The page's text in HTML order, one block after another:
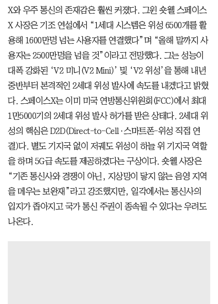
X와 우주 통신의 존재감은 훨씬 커졌다. 그윈 숏웰 스페이스
X 사장은 기조 연설에서 “1세대 시스템은 위성 6500개를 활
용해 1600만명 넘는 사용자를 연결했다”며 “올해 말까지 사
용자는 2500만명을 넘을 것”이라고 전망했다. 그는 성능이
대폭 강화된 ‘V2 미니(V2 Mini)’ 및 ‘V2 위성’을 통해 내년
중반부터 본격적인 2세대 위성 발사에 속도를 내겠다고 밝혔
다. 스페이스X는 이미 미국 연방통신위원회(FCC)에서 최대
1만5000기의 2세대 위성 발사 허가를 받은 상태다. 2세대 위
성의 핵심은 D2D(Direct-to-Cell·스마트폰-위성 직접 연
결)다. 별도 기지국 없이 저궤도 위성이 하늘 위 기지국 역할
을 하며 5G급 속도를 제공하겠다는 구상이다. 숏웰 사장은
“기존 통신사와 경쟁이 아닌, 지상망이 닿지 않는 음영 지역
을 메우는 보완재”라고 강조했지만, 일각에서는 통신사의
입지가 좁아지고 국가 통신 주권이 종속될 수 있다는 우려도
나온다.